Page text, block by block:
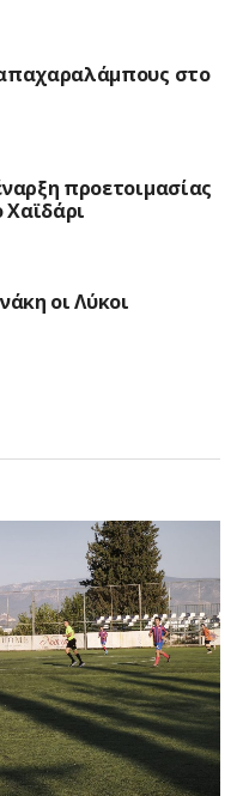
στο
προετοιμασίας
Χαϊδάρι
οι Λύκοι